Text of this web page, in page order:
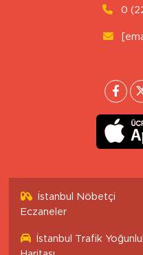
0
İstanbul Nöbetçi
Eczaneler
İstanbul Trafik